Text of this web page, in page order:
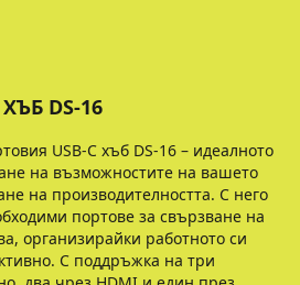
DS-16
USB-C хъб DS-16 – идеалното
на възможностите на вашето
на производителността. С него
портове за свързване на
организирайки работното си
С поддръжка на три